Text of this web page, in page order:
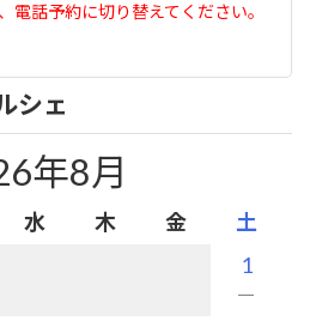
電話予約に切り替えてください。
シェ
年8月
水 木 金
土
1
－